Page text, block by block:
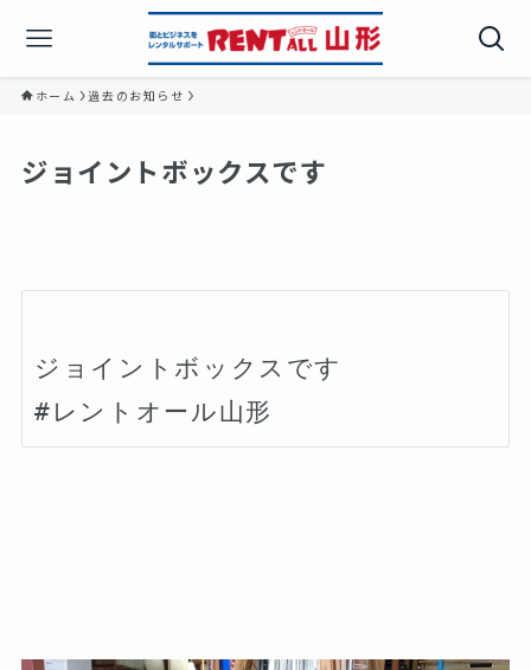
ホーム 過去のお知らせ
ジョイントボックスです
ジョイントボックスです